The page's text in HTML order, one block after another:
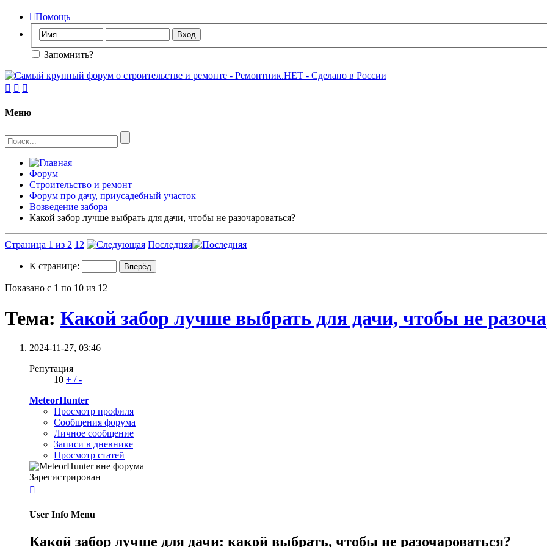
Помощь
Запомнить?
  
Меню
Форум
Строительство и ремонт
Форум про дачу, приусадебный участок
Возведение забора
Какой забор лучше выбрать для дачи, чтобы не разочароваться?
Страница 1 из 2 1 2 Последняя
К странице:
Показано с 1 по 10 из 12
Тема: Какой забор лучше выбрать для дачи, чтобы не
2024-11-27, 03:46
Репутация
10 + /-
MeteorHunter
Просмотр профиля
Сообщения форума
Личное сообщение
Записи в дневнике
Просмотр статей
Зарегистрирован

User Info Menu
Какой забор лучше для дачи: какой выбрать, чтобы не разочароваться?